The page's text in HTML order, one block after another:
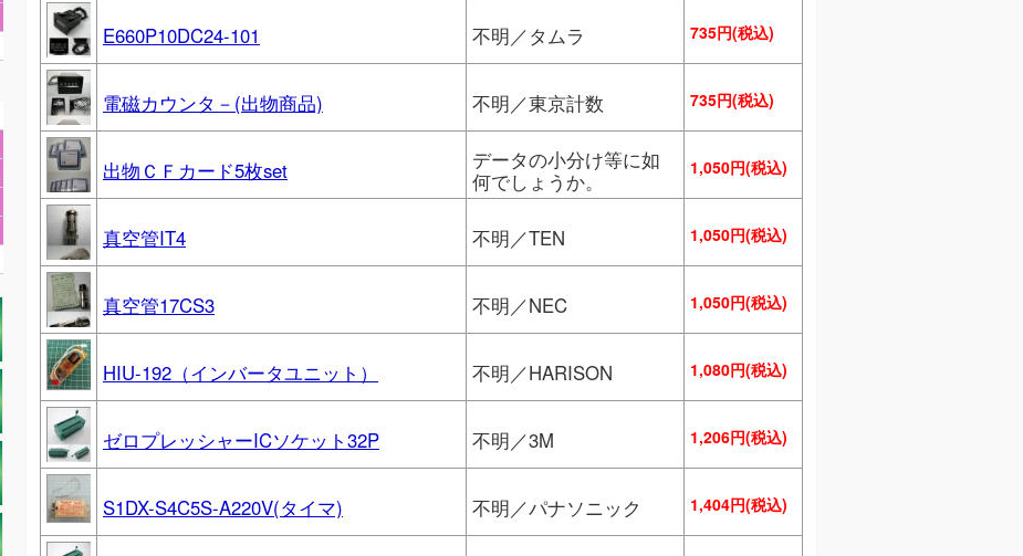
E660P10DC24-101 不明／タムラ 735円(税込)
電磁カウンタ－(出物商品) 不明／東京計数 735円(税込)
出物ＣＦカード5枚set
データの小分け等に如
何でしょうか。
1,050円(税込)
真空管IT4 不明／TEN 1,050円(税込)
真空管17CS3 不明／NEC 1,050円(税込)
HIU-192（インバータユニット） 不明／HARISON 1,080円(税込)
ゼロプレッシャーICソケット32P 不明／3M 1,206円(税込)
S1DX-S4C5S-A220V(タイマ) 不明／パナソニック 1,404円(税込)